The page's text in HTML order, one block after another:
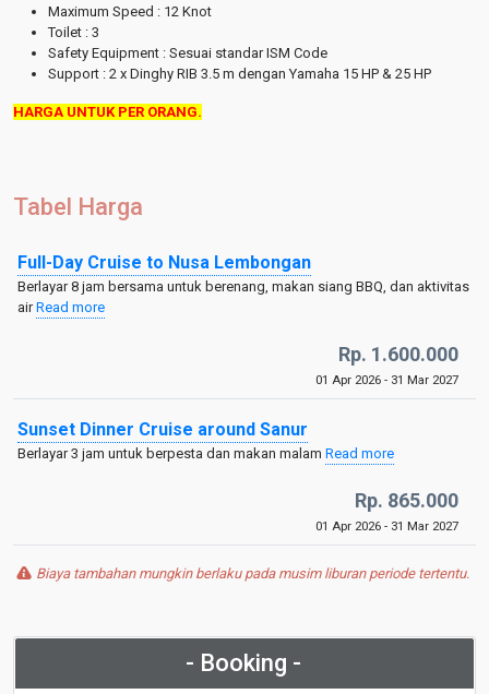
Maximum Speed : 12 Knot
Toilet : 3
Safety Equipment : Sesuai standar ISM Code
Support : 2 x Dinghy RIB 3.5 m dengan Yamaha 15 HP & 25 HP
HARGA UNTUK PER ORANG.
Tabel Harga
Full-Day Cruise to Nusa Lembongan
Berlayar 8 jam bersama untuk berenang, makan siang BBQ, dan aktivitas
airRead more
Rp. 1.600.000
01 Apr 2026 - 31 Mar 2027
Sunset Dinner Cruise around Sanur
Berlayar 3 jam untuk berpesta dan makan malam Read more
Rp. 865.000
01 Apr 2026 - 31 Mar 2027
Biaya tambahan mungkin berlaku pada musim liburan periode tertentu.
- Booking -